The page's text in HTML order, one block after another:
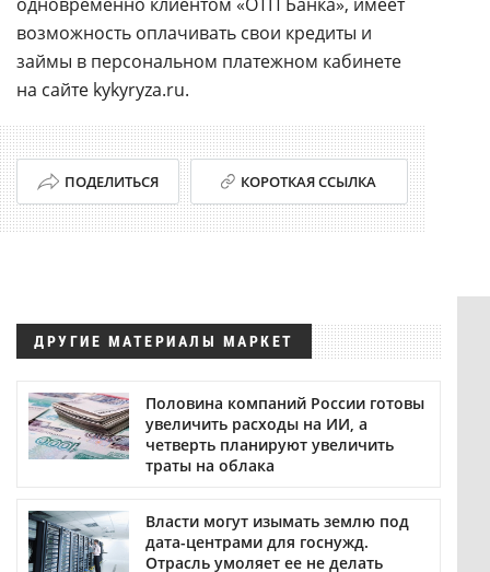
возможность оплачивать свои кредиты и
займы в персональном платежном кабинете
на сайте kykyryza.ru.
ПОДЕЛИТЬСЯ КОРОТКАЯ ССЫЛКА
ДРУГИЕ МАТЕРИАЛЫ МАРКЕТ
Половина компаний России готовы
увеличить расходы на ИИ, а
четверть планируют увеличить
траты на облака
Власти могут изымать землю под
дата-центрами для госнужд.
Отрасль умоляет ее не делать